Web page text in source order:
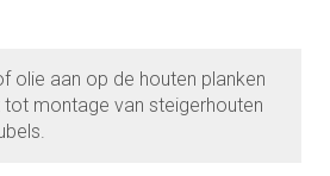
olie aan op de houten planken
montage van steigerhouten